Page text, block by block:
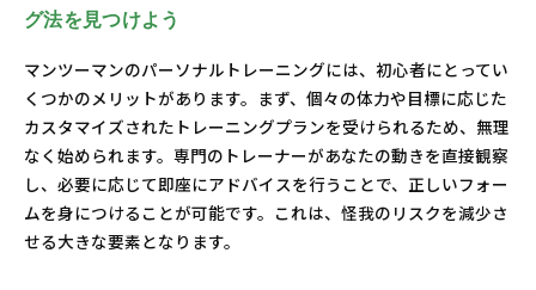
グ法を見つけよう
マンツーマンのパーソナルトレーニングには、初心者にとってい
くつかのメリットがあります。まず、個々の体力や目標に応じた
カスタマイズされたトレーニングプランを受けられるため、無理
なく始められます。専門のトレーナーがあなたの動きを直接観察
し、必要に応じて即座にアドバイスを行うことで、正しいフォー
ムを身につけることが可能です。これは、怪我のリスクを減少さ
せる大きな要素となります。